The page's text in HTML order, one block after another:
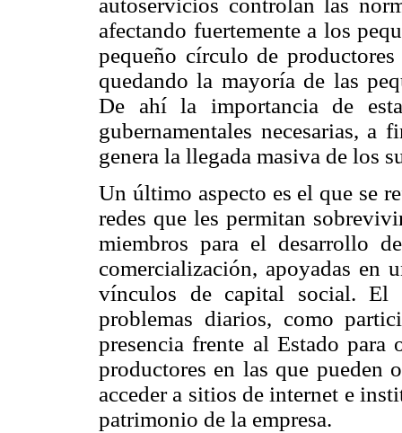
autoservicios controlan las
afectando fuertemente a los
pequeño círculo de
quedando la mayoría de las
De ahí la importancia de
gubernamentales necesarias, a
genera la llegada masiva de los
Un último aspecto es el que se
redes que les permitan
miembros para el desarrollo
comercialización, apoyadas en
vínculos de capital social.
problemas diarios, como
presencia frente al Estado para
productores en las que pueden
acceder a sitios de internet e
patrimonio de la empresa.